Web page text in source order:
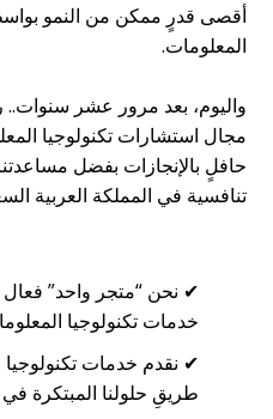
أقصى قدرٍ ممكن من النمو
المعلومات.
واليوم، بعد مرور عشر
مجال استشارات تكنولوجيا
حافلٍ بالإنجازات بفضل
تنافسية في المملكة العربية
✔ نحن “متجر واحد”
خدمات تكنولوجيا
✔ نقدم خدمات
طريقِ حلولنا المبتكرة